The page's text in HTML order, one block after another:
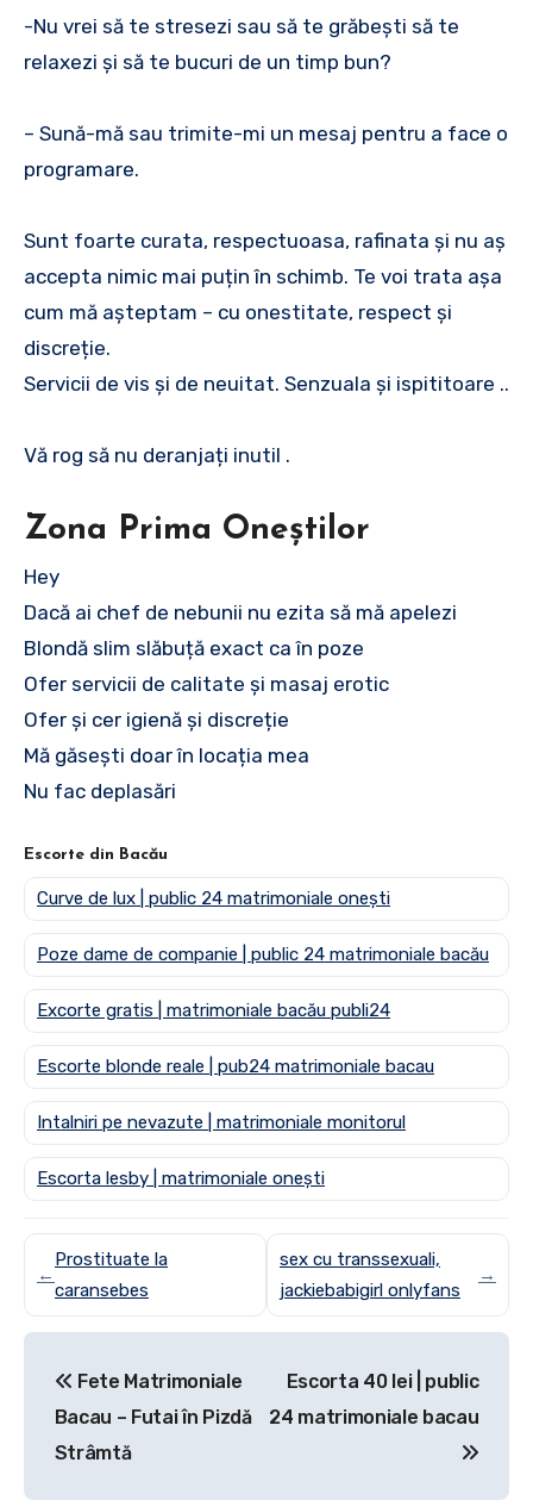
-Nu vrei să te stresezi sau să te grăbești să te
relaxezi și să te bucuri de un timp bun?
– Sună-mă sau trimite-mi un mesaj pentru a face o
programare.
Sunt foarte curata, respectuoasa, rafinata și nu aș
accepta nimic mai puțin în schimb. Te voi trata așa
cum mă așteptam – cu onestitate, respect și
discreție.
Servicii de vis și de neuitat. Senzuala și ispititoare ..
Vă rog să nu deranjați inutil .
Zona Prima Oneștilor
Hey
Dacă ai chef de nebunii nu ezita să mă apelezi
Blondă slim slăbuță exact ca în poze
Ofer servicii de calitate și masaj erotic
Ofer și cer igienă și discreție
Mă găsești doar în locația mea
Nu fac deplasări
Escorte din Bacău
Curve de lux | public 24 matrimoniale onești
Poze dame de companie | public 24 matrimoniale bacău
Excorte gratis | matrimoniale bacău publi24
Escorte blonde reale | pub24 matrimoniale bacau
Intalniri pe nevazute | matrimoniale monitorul
Escorta lesby | matrimoniale onești
←
Prostituate la
caransebes
sex cu transsexuali,
jackiebabigirl onlyfans
→
navigation
Fete Matrimoniale
Bacau – Futai în Pizdă
Strâmtă
Escorta 40 lei | public
24 matrimoniale bacau